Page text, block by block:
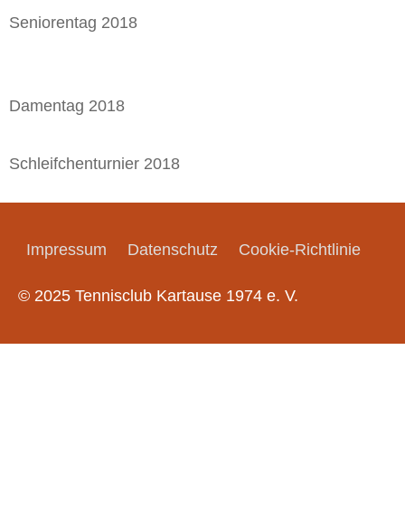
Seniorentag 2018
Damentag 2018
Schleifchenturnier 2018
Impressum Datenschutz Cookie-Richtlinie
© 2025 Tennisclub Kartause 1974 e. V.